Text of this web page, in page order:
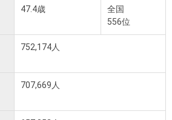
47.4歳
全国
556位
752,174人
707,669人